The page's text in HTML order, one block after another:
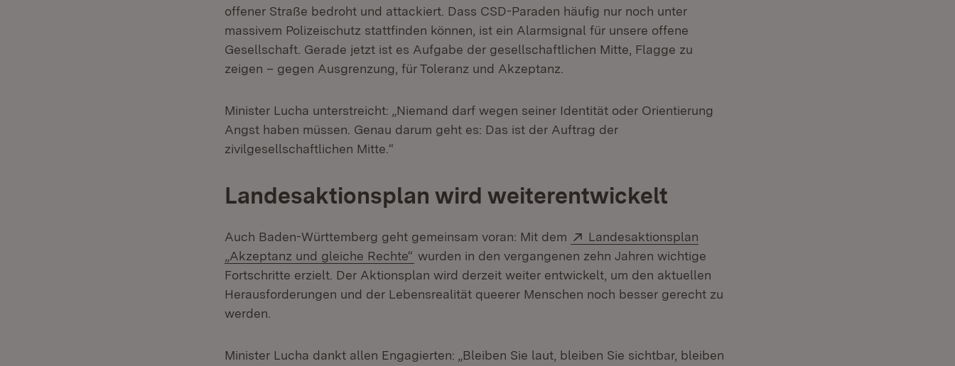
offener Straße bedroht und attackiert. Dass CSD-Paraden häufig nur noch unter
massivem Polizeischutz stattfinden können, ist ein Alarmsignal für unsere offene
Gesellschaft. Gerade jetzt ist es Aufgabe der gesellschaftlichen Mitte, Flagge zu
zeigen – gegen Ausgrenzung, für Toleranz und Akzeptanz.
Minister Lucha unterstreicht: „Niemand darf wegen seiner Identität oder Orientierung
Angst haben müssen. Genau darum geht es: Das ist der Auftrag der
zivilgesellschaftlichen Mitte.“
Landesaktionsplan wird weiterentwickelt
Auch Baden-Württemberg geht gemeinsam voran: Mit dem Extern:
Landesaktionsplan
„Akzeptanz und gleiche Rechte“ (Öffnet in neuem Fenster)
wurden in den vergangenen zehn Jahren wichtige
Fortschritte erzielt. Der Aktionsplan wird derzeit weiter entwickelt, um den aktuellen
Herausforderungen und der Lebensrealität queerer Menschen noch besser gerecht zu
werden.
Minister Lucha dankt allen Engagierten: „Bleiben Sie laut, bleiben Sie sichtbar, bleiben